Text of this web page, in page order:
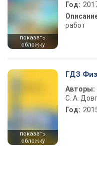
показать
обложку
Год:
работ
показать
обложку
ГДЗ
Авторы:
С. А.
Год: